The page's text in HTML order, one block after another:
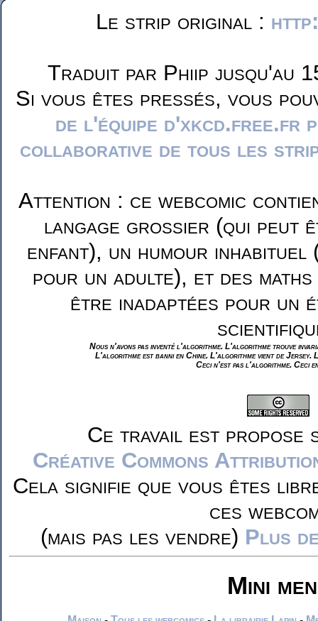
Le strip original :
Traduit par Phiip jusqu'au
Si vous êtes pressés, vous
de l'équipe d'xkcd.free.fr
collaborative de tous les
Attention : ce webcomic
langage grossier (qui peut
enfant), un humour inhabituel
pour un adulte), et des maths
être inadaptées pour un
Nous n'avons pas inventé l'algorithme. L'algorithme trouve
L'algorithme est banni en Chine. L'algorithme vient de Jersey.
Ceci n'est pas l'algorithme. Ceci
Ce travail est propose
Créative Commons
Cela signifie que vous êtes
ces
(mais pas les vendre) Plus
Mini